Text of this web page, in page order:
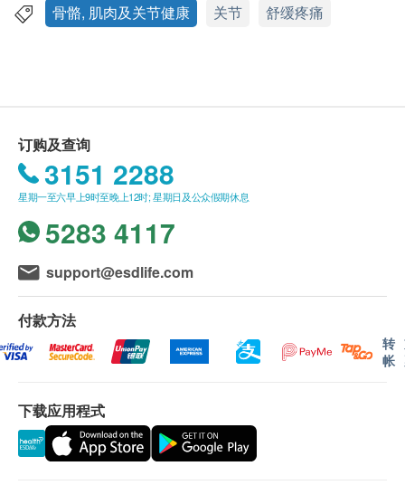
功效
对缓解关节酸软僵硬、提高关节灵活性、延缓关节退
化、加强肌腱韧带的弹性修护有卓越表现；性质温和
无不良副作用，可安心长期服用。
适合对象
关节劳损、筋骨疲劳人士
肩、颈、膝僵硬不适人士
关节退化、软骨磨蚀、风湿痛楚人士
关节正常活动出现问题人士工作长期令关节受压不
适人士
服用方式
每天3次每次1粒；需要人士每天3次每次2-3粒，建议
连用90-120天。
如有任何争议，Great Well Limited及健康网购
费。
我们将于确定订单后3个工作天内安排发货。
不排除运送时间会因节日而有所影响。 当八号烈
风讯号悬挂或黑色暴雨警告生效时，送货服务时间
将会延迟。
所有订单须视乎相关货品的供应情况再作最后确
认。 倘若生活易未能提供任何订单上的货品，生
活易有权拒绝接受该订单，并且会于送货前透过电
话或电邮通知顾客再作安排。
货品质量保证，于顾客收到产品当日起计，食用期
应最少有12个月或以上。
骨骼, 肌肉及关节健康 关节 舒缓疼痛
订购及查询
3151 2288
星期一至六早上9时至晚上12时; 星期日及公众假期休息
5283 4117
support@esdlife.com
付款方法
转
帐
下载应用程式